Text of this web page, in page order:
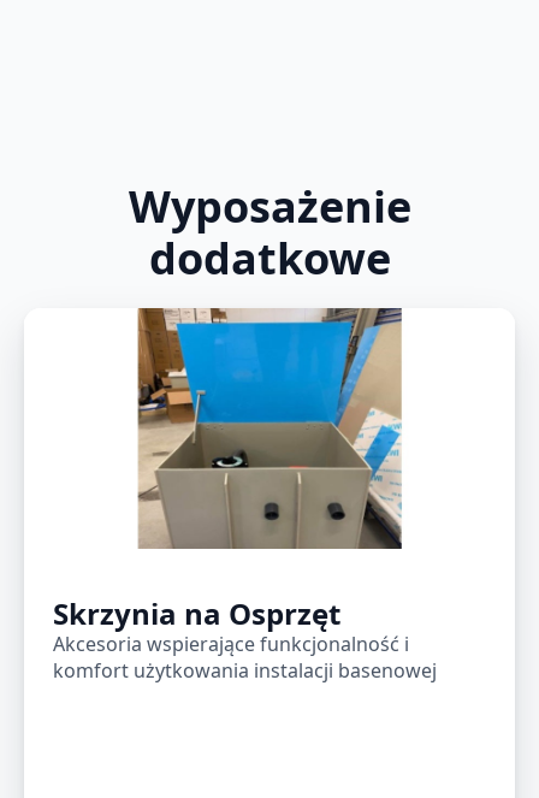
Wyposażenie
dodatkowe
Skrzynia na Osprzęt
Akcesoria wspierające funkcjonalność i
komfort użytkowania instalacji basenowej